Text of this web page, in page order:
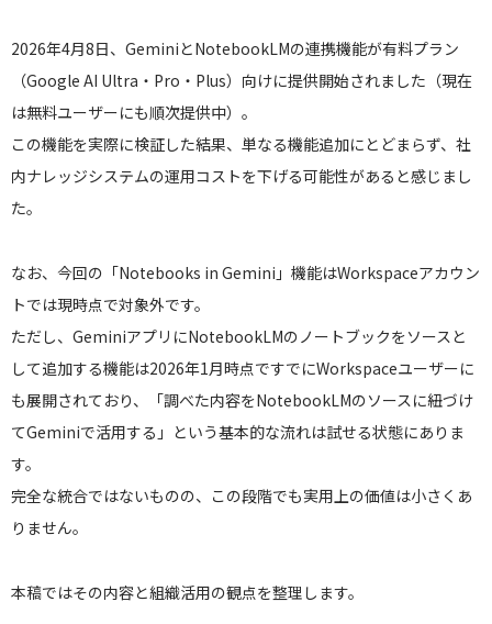
2026年4月8日、GeminiとNotebookLMの連携機能が有料プラン
（Google AI Ultra・Pro・Plus）向けに提供開始されました（現在
は無料ユーザーにも順次提供中）。
この機能を実際に検証した結果、単なる機能追加にとどまらず、社
内ナレッジシステムの運用コストを下げる可能性があると感じまし
た。
なお、今回の「Notebooks in Gemini」機能はWorkspaceアカウン
トでは現時点で対象外です。
ただし、GeminiアプリにNotebookLMのノートブックをソースと
して追加する機能は2026年1月時点ですでにWorkspaceユーザーに
も展開されており、「調べた内容をNotebookLMのソースに紐づけ
てGeminiで活用する」という基本的な流れは試せる状態にありま
す。
完全な統合ではないものの、この段階でも実用上の価値は小さくあ
りません。
本稿ではその内容と組織活用の観点を整理します。